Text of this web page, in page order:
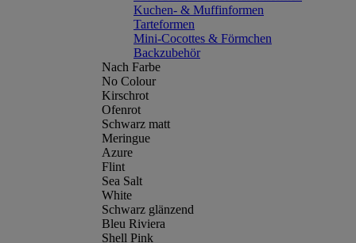
Kuchen- & Muffinformen
Tarteformen
Mini-Cocottes & Förmchen
Backzubehör
Nach Farbe
No Colour
Kirschrot
Ofenrot
Schwarz matt
Meringue
Azure
Flint
Sea Salt
White
Schwarz glänzend
Bleu Riviera
Shell Pink